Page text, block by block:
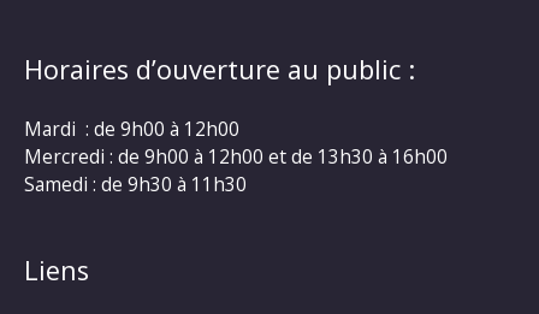
Horaires d’ouverture au public :
Mardi : de 9h00 à 12h00
Mercredi : de 9h00 à 12h00 et de 13h30 à 16h00
Samedi : de 9h30 à 11h30
Liens